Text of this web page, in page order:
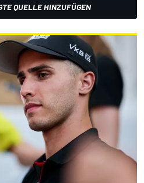
QUELLE HINZUFÜGEN